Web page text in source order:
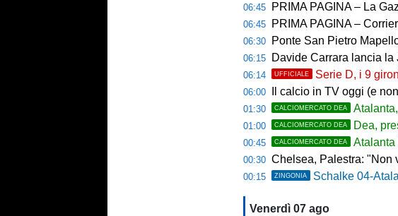
06:45 PRIMA PAGINA – La
06:45 PRIMA PAGINA –
06:30 Ponte San Pietro
06:15 Davide Carrara lancia la Juvenes United: "Il
06:14 UFFICIALE Serie D, i 9 gironi della
06:00 Il calcio in TV oggi (e
01:30 CALCIOMERCATO DEA
01:00 CALCIOMERCATO DEA Dea,
00:45 CALCIOMERCATO DEA Atalanta U23,
00:30 Chelsea, Palestra: "Non
00:15 ZINGONIA Schalke 04-
Venerdì 07 ago